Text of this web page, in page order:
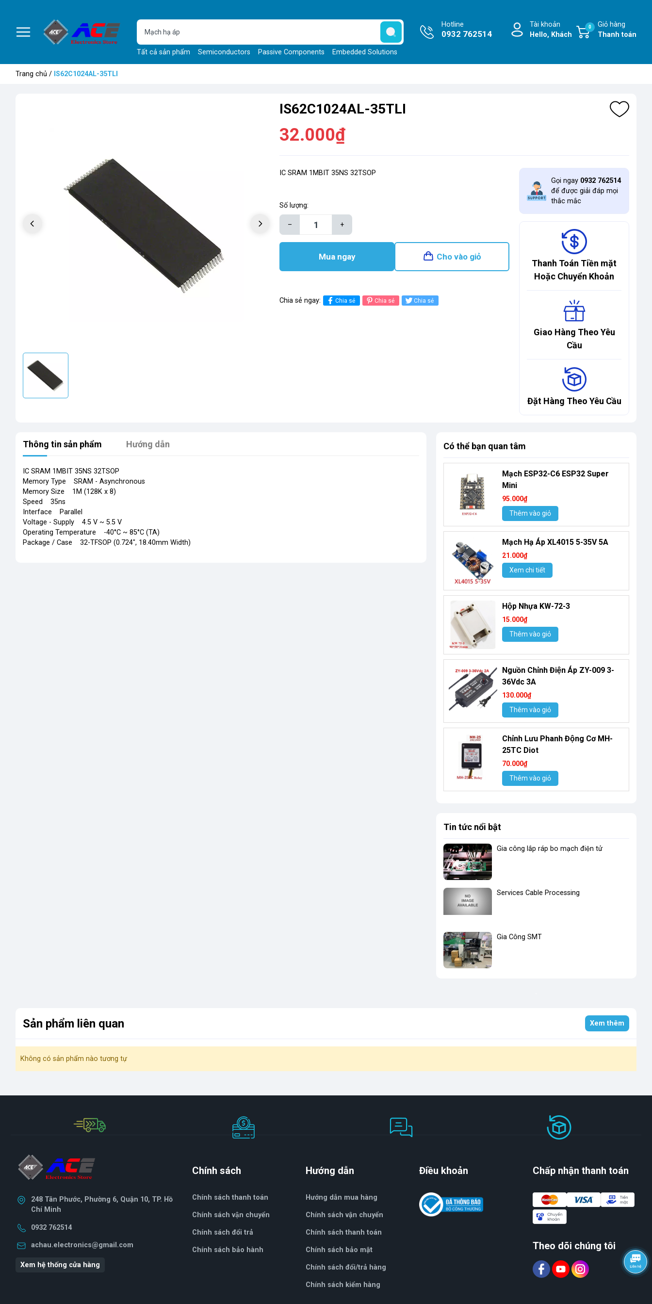
Tất cả sản phẩm Semiconductors Passive Components Embedded Solutions
Hotline
0932 762514
Tài khoản
Hello, Khách
Giỏ hàng
Thanh toán
0
Trang chủ / IS62C1024AL-35TLI
IS62C1024AL-35TLI
32.000₫
IC SRAM 1MBIT 35NS 32TSOP
Số lượng:
– +
Mua ngay Cho vào giỏ
Chia sẻ ngay: Chia sẻ Chia sẻ Chia sẻ
Gọi ngay 0932 762514
để được giải đáp mọi
thắc mắc
Thanh Toán Tiền mặt
Hoặc Chuyển Khoản
Giao Hàng Theo Yêu
Cầu
Đặt Hàng Theo Yêu Cầu
Thông tin sản phẩm Hướng dẫn
IC SRAM 1MBIT 35NS 32TSOP
Memory Type SRAM - Asynchronous
Memory Size 1M (128K x 8)
Speed 35ns
Interface Parallel
Voltage - Supply 4.5 V ~ 5.5 V
Operating Temperature -40°C ~ 85°C (TA)
Package / Case 32-TFSOP (0.724", 18.40mm Width)
Có thể bạn quan tâm
Mạch ESP32-C6 ESP32 Super
Mini
95.000₫
Thêm vào giỏ
Mạch Hạ Áp XL4015 5-35V 5A
21.000₫
Xem chi tiết
Hộp Nhựa KW-72-3
15.000₫
Thêm vào giỏ
Nguồn Chỉnh Điện Áp ZY-009 3-
36Vdc 3A
130.000₫
Thêm vào giỏ
Chỉnh Lưu Phanh Động Cơ MH-
25TC Diot
70.000₫
Thêm vào giỏ
Tin tức nổi bật
Gia công lắp ráp bo mạch điện tử
Services Cable Processing
Gia Công SMT
Sản phẩm liên quan Xem thêm
Không có sản phẩm nào tương tự
248 Tân Phước, Phường 6, Quận 10, TP. Hồ
Chí Minh
0932 762514
achau.electronics@gmail.com
Xem hệ thống cửa hàng
Chính sách
Chính sách thanh toán
Chính sách vận chuyển
Chính sách đổi trả
Chính sách bảo hành
Hướng dẫn
Hướng dẫn mua hàng
Chính sách vận chuyển
Chính sách thanh toán
Chính sách bảo mật
Chính sách đổi/trả hàng
Chính sách kiểm hàng
Điều khoản Chấp nhận thanh toán
Theo dõi chúng tôi